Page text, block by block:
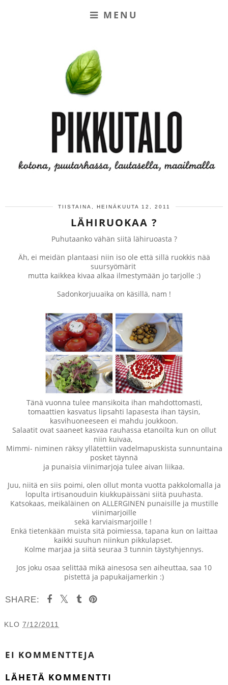
MENU
TIISTAINA, HEINÄKUUTA 12, 2011
LÄHIRUOKAA ?
Puhutaanko vähän siitä lähiruoasta ?
Äh, ei meidän plantaasi niin iso ole että sillä ruokkis nää
suursyömärit
mutta kaikkea kivaa alkaa ilmestymään jo tarjolle :)
Sadonkorjuuaika on käsillä, nam !
Tänä vuonna tulee mansikoita ihan mahdottomasti,
tomaattien kasvatus lipsahti lapasesta ihan täysin,
kasvihuoneeseen ei mahdu joukkoon.
Salaatit ovat saaneet kasvaa rauhassa etanoilta kun on ollut
niin kuivaa,
Mimmi- niminen räksy yllätettiin vadelmapuskista sunnuntaina
posket täynnä
ja punaisia viinimarjoja tulee aivan liikaa.
Juu, niitä en siis poimi, olen ollut monta vuotta pakkolomalla ja
lopulta irtisanouduin kiukkupäissäni siitä puuhasta.
Katsokaas, meikäläinen on ALLERGINEN punaisille ja mustille
viinimarjoille
sekä karviaismarjoille !
Enkä tietenkään muista sitä poimiessa, tapana kun on laittaa
kaikki suuhun niinkun pikkulapset.
Kolme marjaa ja siitä seuraa 3 tunnin täystyhjennys.
Jos joku osaa selittää mikä ainesosa sen aiheuttaa, saa 10
pistettä ja papukaijamerkin :)
SHARE:
KLO 7/12/2011
EI KOMMENTTEJA
LÄHETÄ KOMMENTTI